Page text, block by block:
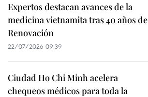
Expertos destacan avances de la
medicina vietnamita tras 40 años de
Renovación
22/07/2026 09:39
Ciudad Ho Chi Minh acelera
chequeos médicos para toda la